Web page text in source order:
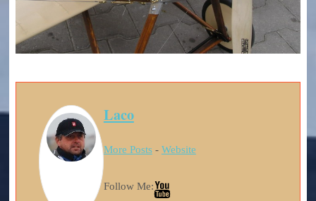
Laco
More Posts- Website
Follow Me: